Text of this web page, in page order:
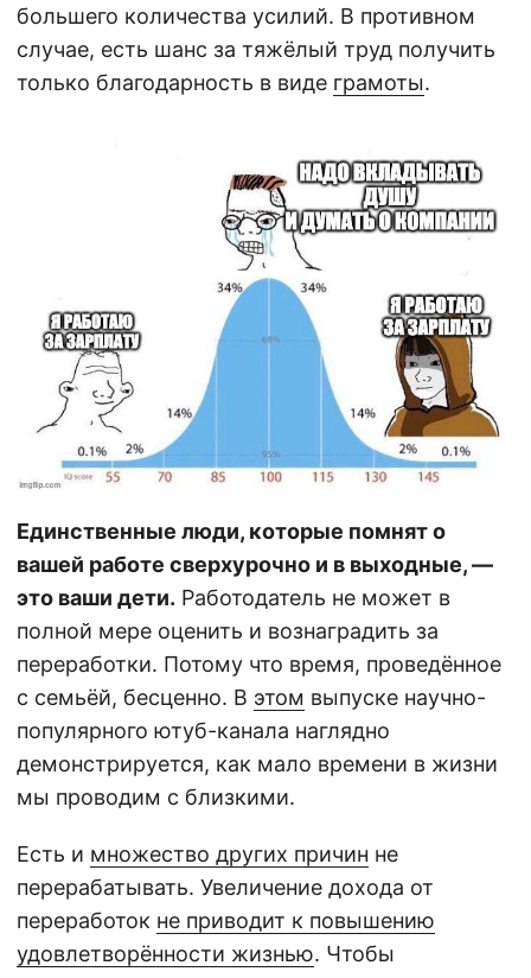
большего количества усилий. В противном
случае, есть шанс за тяжёлый труд получить
только благодарность в виде грамоты.
Единственные люди, которые помнят о
вашей работе сверхурочно и в выходные, —
это ваши дети. Работодатель не может в
полной мере оценить и вознаградить за
переработки. Потому что время, проведённое
с семьёй, бесценно. В этом выпуске научно-
популярного ютуб-канала наглядно
демонстрируется, как мало времени в жизни
мы проводим с близкими.
Есть и множество других причин не
перерабатывать. Увеличение дохода от
переработок не приводит к повышению
удовлетворённости жизнью. Чтобы